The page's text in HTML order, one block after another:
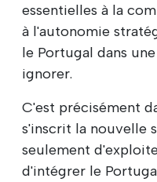
essentielles à la
à l'autonomie
le Portugal dans
ignorer.
C'est précisément
s'inscrit la nouvelle
seulement
d'intégrer le